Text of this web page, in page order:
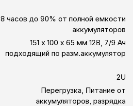
8 часов до 90% от полной емкости
аккумуляторов
151 х 100 х 65 мм 12В, 7/9 Ач
подходящий по разм.аккумулятор
2U
Перегрузка, Питание от
аккумуляторов, разрядка